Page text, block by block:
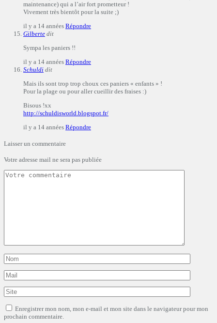
maintenance) qui a l’air fort prometteur !
Vivement très bientôt pour la suite ;)
il y a 14 années Répondre
Gilberte dit
Sympa les paniers !!
il y a 14 années Répondre
Schuldi dit
Mais ils sont trop trop choux ces paniers « enfants » !
Pour la plage ou pour aller cueillir des fraises :)
Bisous !xx
http://schuldisworld.blogspot.fr/
il y a 14 années Répondre
Laisser un commentaire
Votre adresse mail ne sera pas publiée
Enregistrer mon nom, mon e-mail et mon site dans le navigateur pour mon
prochain commentaire.